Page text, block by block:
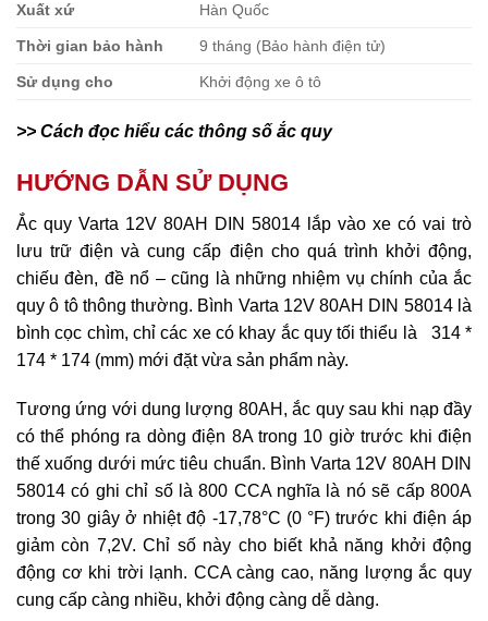
Xuất xứ Hàn Quốc
Thời gian bảo hành 9 tháng (Bảo hành điện tử)
Sử dụng cho Khởi động xe ô tô
>> Cách đọc hiểu các thông số ắc quy
HƯỚNG DẪN SỬ DỤNG
Ắc quy Varta 12V 80AH DIN 58014 lắp vào xe có vai trò
lưu trữ điện và cung cấp điện cho quá trình khởi động,
chiếu đèn, đề nổ – cũng là những nhiệm vụ chính của ắc
quy ô tô thông thường. Bình Varta 12V 80AH DIN 58014 là
bình cọc chìm, chỉ các xe có khay ắc quy tối thiểu là 314 *
174 * 174 (mm) mới đặt vừa sản phẩm này.
Tương ứng với dung lượng 80AH, ắc quy sau khi nạp đầy
có thể phóng ra dòng điện 8A trong 10 giờ trước khi điện
thế xuống dưới mức tiêu chuẩn. Bình Varta 12V 80AH DIN
58014 có ghi chỉ số là 800 CCA nghĩa là nó sẽ cấp 800A
trong 30 giây ở nhiệt độ -17,78°C (0 °F) trước khi điện áp
giảm còn 7,2V. Chỉ số này cho biết khả năng khởi động
động cơ khi trời lạnh. CCA càng cao, năng lượng ắc quy
cung cấp càng nhiều, khởi động càng dễ dàng.